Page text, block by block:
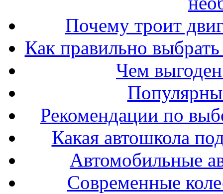
Почему троит
Как правильно выбрать
Чем
Рекомендации по
Какая автошкола
Автомобильные
Современные